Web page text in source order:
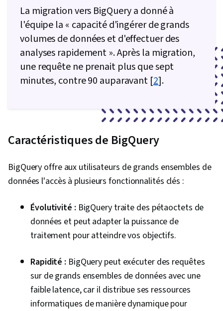
La migration vers BigQuery a donné à
l'équipe la « capacité d'ingérer de grands
volumes de données et d'effectuer des
analyses rapidement ». Après la migration,
une requête ne prenait plus que sept
minutes, contre 90 auparavant [2].
Caractéristiques de BigQuery
BigQuery offre aux utilisateurs de grands ensembles de
données l'accès à plusieurs fonctionnalités clés :
Évolutivité : BigQuery traite des pétaoctets de
données et peut adapter la puissance de
traitement pour atteindre vos objectifs.
Rapidité : BigQuery peut exécuter des requêtes
sur de grands ensembles de données avec une
faible latence, car il distribue ses ressources
informatiques de manière dynamique pour